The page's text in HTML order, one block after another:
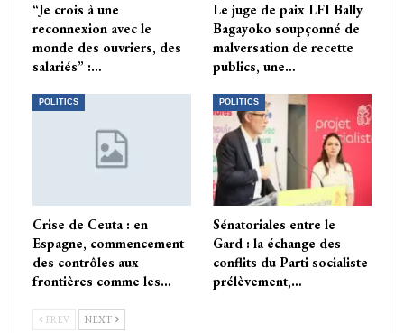
“Je crois à une
reconnexion avec le
monde des ouvriers, des
salariés” :…
Le juge de paix LFI Bally
Bagayoko soupçonné de
malversation de recette
publics, une…
POLITICS
Crise de Ceuta : en
Espagne, commencement
des contrôles aux
frontières comme les…
POLITICS
Sénatoriales entre le
Gard : la échange des
conflits du Parti socialiste
prélèvement,…
PREV NEXT